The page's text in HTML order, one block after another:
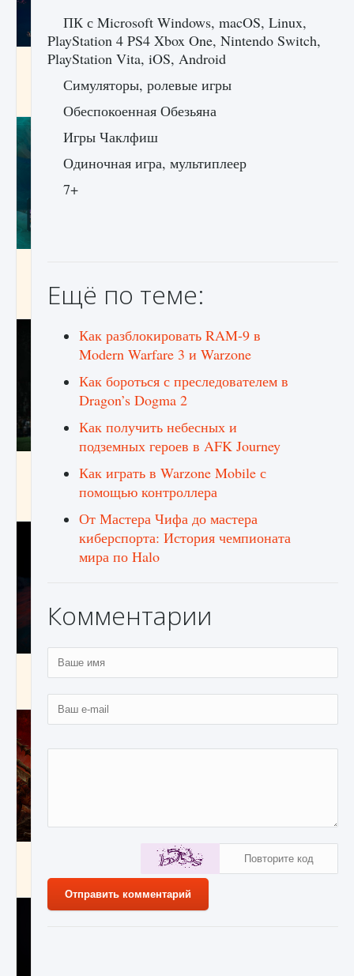
Как разблокировать заклинание Крист в
9 августа 2024 1 164
Как исправить ошибку EA FC 25 beta,
которая не работает
Как создавать предметы в Creatures of Ava
9 августа 2024 1 266 0 0
Как найти Гробницу Изгоев в Diablo 4
9 августа 2024 1 337
ПК с Microsoft Windows, macOS, Linux,
PlayStation 4 PS4 Xbox One, Nintendo Switch,
PlayStation Vita, iOS, Android
Симуляторы, ролевые игры
Обеспокоенная Обезьяна
Игры Чаклфиш
Одиночная игра, мультиплеер
7+
Ещё по теме:
Как разблокировать RAM-9 в
Modern Warfare 3 и Warzone
Как бороться с преследователем в
Dragon’s Dogma 2
Как получить небесных и
подземных героев в AFK Journey
Как играть в Warzone Mobile с
помощью контроллера
От Мастера Чифа до мастера
киберспорта: История чемпионата
мира по Halo
Комментарии
Отправить комментарий